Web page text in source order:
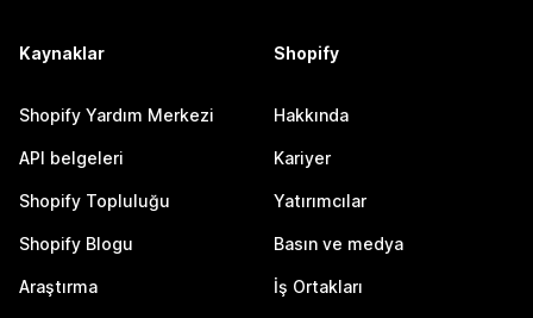
Kaynaklar
Shopify Yardım Merkezi
API belgeleri
Shopify Topluluğu
Shopify Blogu
Araştırma
Shopify
Hakkında
Kariyer
Yatırımcılar
Basın ve medya
İş Ortakları